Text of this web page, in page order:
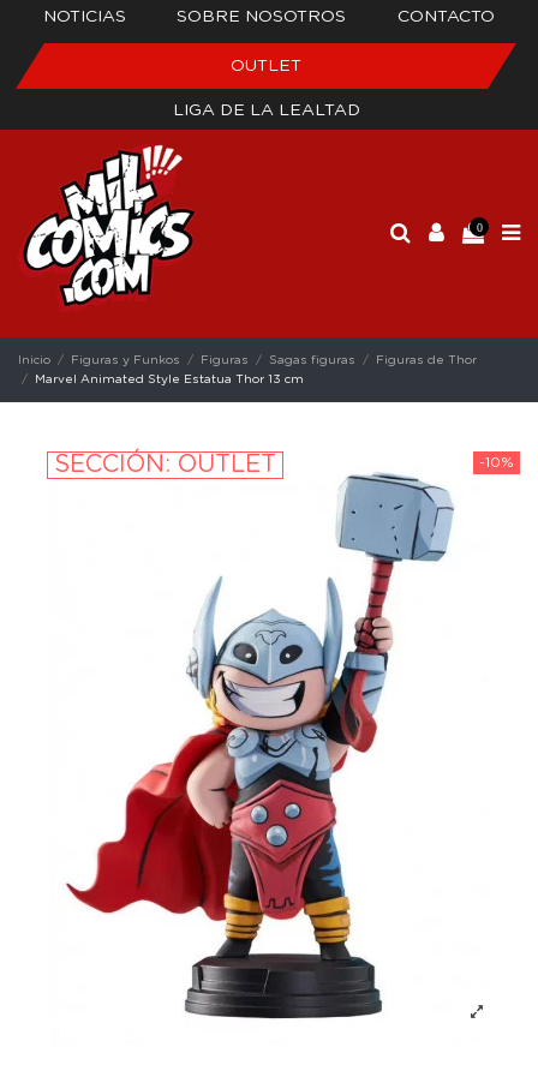
NOTICIAS SOBRE NOSOTROS CONTACTO
OUTLET
LIGA DE LA LEALTAD
0
Inicio Figuras y Funkos Figuras Sagas figuras
Figuras de Thor
Marvel Animated Style Estatua Thor 13 cm
-10%
SECCIÓN: OUTLET